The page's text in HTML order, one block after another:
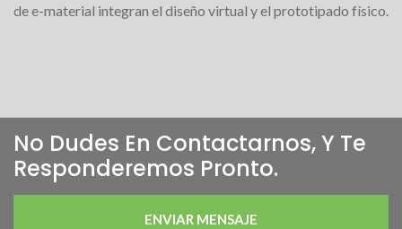
de e-material integran el diseño virtual y el prototipado físico.
No Dudes En Contactarnos, Y Te
Responderemos Pronto.
ENVIAR MENSAJE